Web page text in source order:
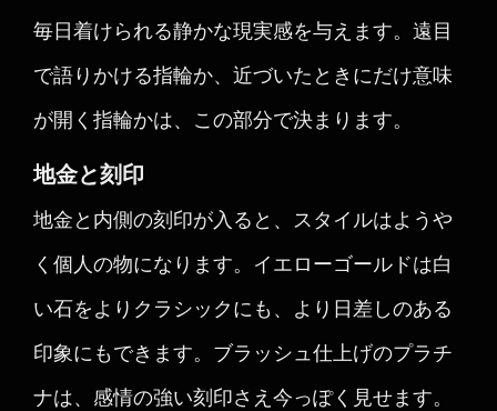
毎日着けられる静かな現実感を与えます。遠目
で語りかける指輪か、近づいたときにだけ意味
が開く指輪かは、この部分で決まります。
地金と刻印
地金と内側の刻印が入ると、スタイルはようや
く個人の物になります。イエローゴールドは白
い石をよりクラシックにも、より日差しのある
印象にもできます。ブラッシュ仕上げのプラチ
ナは、感情の強い刻印さえ今っぽく見せます。